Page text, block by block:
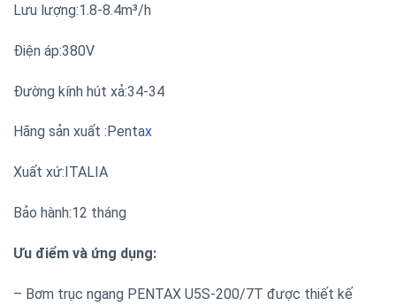
Lưu lượng:1.8-8.4m³/h
Điện áp:380V
Đường kính hút xả:34-34
Hãng sản xuất :Pentax
Xuất xứ:ITALIA
Bảo hành:12 tháng
Ưu điểm và ứng dụng:
– Bơm trục ngang PENTAX U5S-200/7T được thiết kế